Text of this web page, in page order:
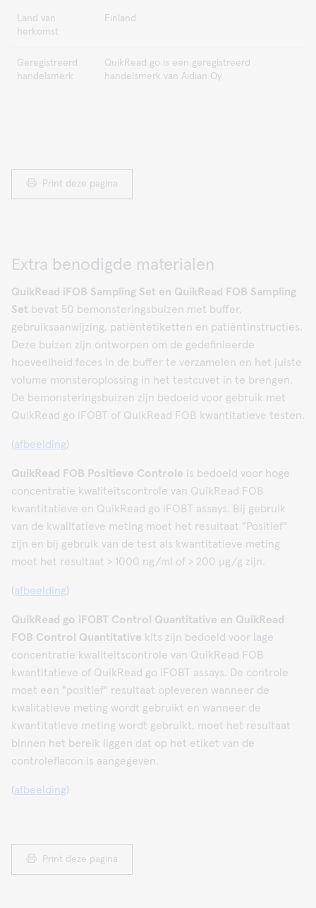
Land van
herkomst
Finland
Geregistreerd
handelsmerk
QuikRead go is een geregistreerd
handelsmerk van Aidian Oy
Print deze pagina
Extra benodigde materialen
QuikRead iFOB Sampling Set en QuikRead FOB Sampling
Set bevat 50 bemonsteringsbuizen met buffer,
gebruiksaanwijzing, patiëntetiketten en patiëntinstructies.
Deze buizen zijn ontworpen om de gedefinieerde
hoeveelheid feces in de buffer te verzamelen en het juiste
volume monsteroplossing in het testcuvet in te brengen.
De bemonsteringsbuizen zijn bedoeld voor gebruik met
QuikRead go iFOBT of QuikRead FOB kwantitatieve testen.
(afbeelding)
QuikRead FOB Positieve Controle is bedoeld voor hoge
concentratie kwaliteitscontrole van QuikRead FOB
kwantitatieve en QuikRead go iFOBT assays. Bij gebruik
van de kwalitatieve meting moet het resultaat "Positief"
zijn en bij gebruik van de test als kwantitatieve meting
moet het resultaat > 1000 ng/ml of > 200 µg/g zijn.
(afbeelding)
QuikRead go iFOBT Control Quantitative en QuikRead
FOB Control Quantitative kits zijn bedoeld voor lage
concentratie kwaliteitscontrole van QuikRead FOB
kwantitatieve of QuikRead go iFOBT assays. De controle
moet een "positief" resultaat opleveren wanneer de
kwalitatieve meting wordt gebruikt en wanneer de
kwantitatieve meting wordt gebruikt, moet het resultaat
binnen het bereik liggen dat op het etiket van de
controleflacon is aangegeven.
(afbeelding)
Print deze pagina